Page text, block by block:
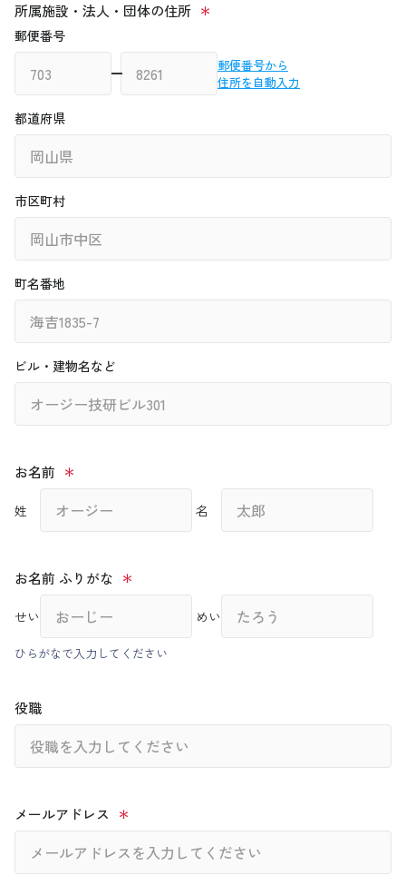
所属施設・法人・団体の住所
郵便番号
郵便番号から
住所を自動入力
都道府県
市区町村
町名番地
ビル・建物名など
お名前
姓 名
お名前 ふりがな
せい めい
ひらがなで入力してください
役職
メールアドレス